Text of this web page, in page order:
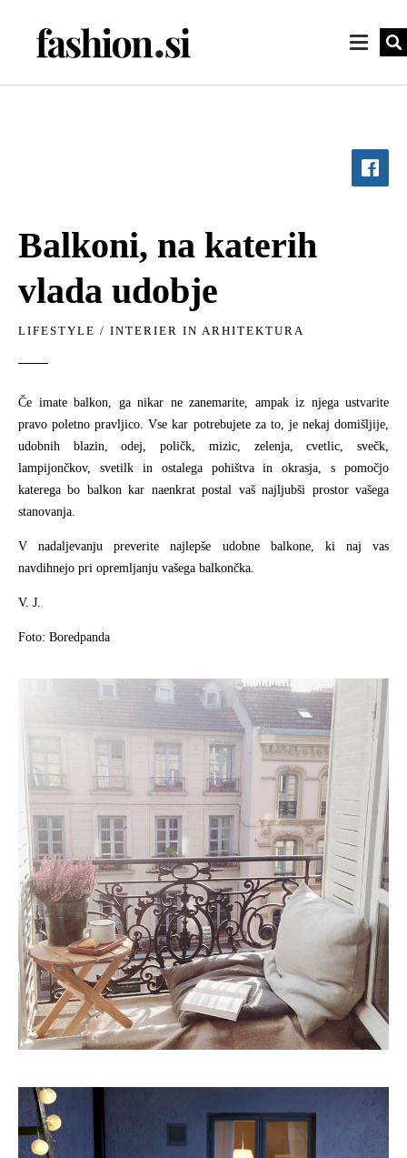
​Balkoni, na katerih
vlada udobje
LIFESTYLE / INTERIER IN ARHITEKTURA
Če imate balkon, ga nikar ne zanemarite, ampak iz njega ustvarite
pravo poletno pravljico. Vse kar potrebujete za to, je nekaj domišljije,
udobnih blazin, odej, poličk, mizic, zelenja, cvetlic, svečk,
lampijončkov, svetilk in ostalega pohištva in okrasja, s pomočjo
katerega bo balkon kar naenkrat postal vaš najljubši prostor vašega
stanovanja.
V nadaljevanju preverite najlepše udobne balkone, ki naj vas
navdihnejo pri opremljanju vašega balkončka.
V. J.
Foto: Boredpanda